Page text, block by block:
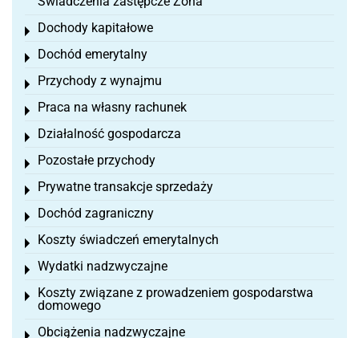
Dochody kapitałowe
Toggle menu
Dochód emerytalny
Toggle menu
Przychody z wynajmu
Toggle menu
Praca na własny rachunek
Toggle menu
Działalność gospodarcza
Toggle menu
Pozostałe przychody
Toggle menu
Prywatne transakcje sprzedaży
Toggle menu
Dochód zagraniczny
Toggle menu
Koszty świadczeń emerytalnych
Toggle menu
Wydatki nadzwyczajne
Toggle menu
Koszty związane z prowadzeniem gospodarstwa
domowego
Toggle menu
Obciążenia nadzwyczajne